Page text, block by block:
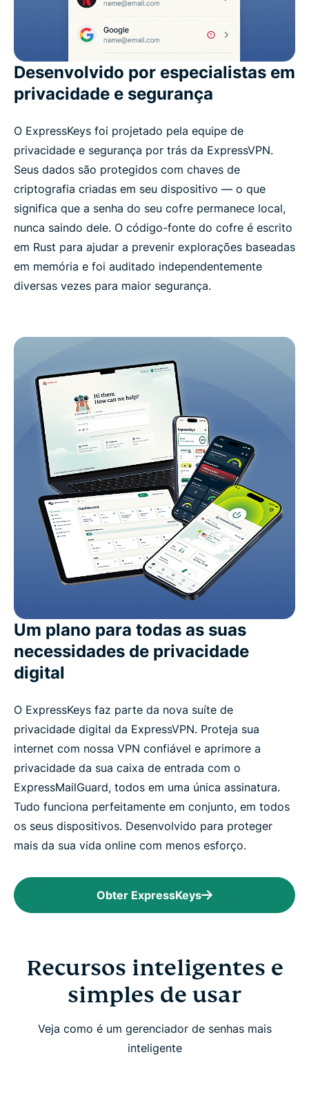
Desenvolvido por especialistas em
privacidade e segurança
O ExpressKeys foi projetado pela equipe de
privacidade e segurança por trás da ExpressVPN.
Seus dados são protegidos com chaves de
criptografia criadas em seu dispositivo — o que
significa que a senha do seu cofre permanece local,
nunca saindo dele. O código-fonte do cofre é escrito
em Rust para ajudar a prevenir explorações baseadas
em memória e foi auditado independentemente
diversas vezes para maior segurança.
Um plano para todas as suas
necessidades de privacidade
digital
O ExpressKeys faz parte da nova suíte de
privacidade digital da ExpressVPN. Proteja sua
internet com nossa VPN confiável e aprimore a
privacidade da sua caixa de entrada com o
ExpressMailGuard, todos em uma única assinatura.
Tudo funciona perfeitamente em conjunto, em todos
os seus dispositivos. Desenvolvido para proteger
mais da sua vida online com menos esforço.
Obter ExpressKeys
Recursos inteligentes e
simples de usar
Veja como é um gerenciador de senhas mais
inteligente